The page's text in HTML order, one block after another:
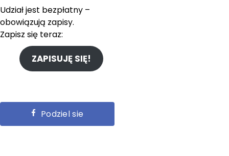
Udział jest bezpłatny –
obowiązują zapisy.
Zapisz się teraz:
ZAPISUJĘ SIĘ!
Podziel sie